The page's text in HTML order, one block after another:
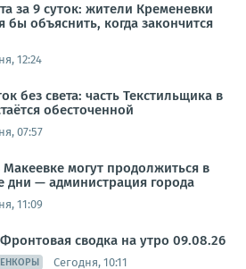
за 9 суток: жители Кременевки
бы объяснить, когда закончится
12:24
без света: часть Текстильщика в
обесточенной
07:57
Макеевке могут продолжиться в
— администрация города
11:09
сводка на утро 09.08.26
Сегодня, 10:11